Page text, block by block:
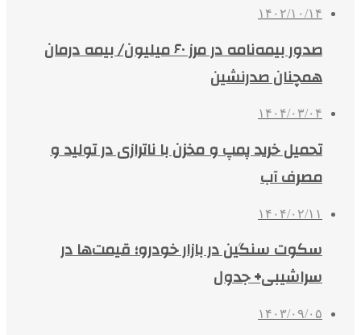
۱۴۰۲/۱۰/۱۴
صدور بیمه‌نامه در مرز ۶۰ میلیون/ بیمه درمان
همچنان صدرنشین
۱۴۰۴/۰۳/۰۴
تحمیل خرید پمپ و مخزن با ناترازی در تولید و
مصرف آب
۱۴۰۴/۰۲/۱۱
سکوت سنگین در بازار خودرو؛ قیمت‌ها در
سراشیبی+ جدول
۱۴۰۳/۰۹/۰۵